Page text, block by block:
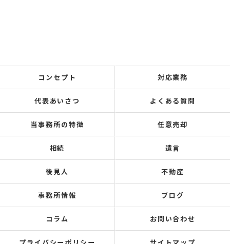
コンセプト 対応業務
代表あいさつ よくある質問
当事務所の特徴 任意売却
相続 遺言
後見人 不動産
事務所情報 ブログ
コラム お問い合わせ